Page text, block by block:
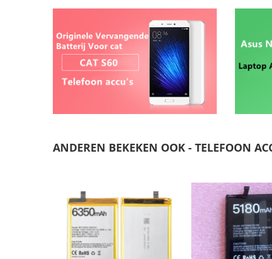
ANDEREN BEKEKEN OOK - TELEFOON